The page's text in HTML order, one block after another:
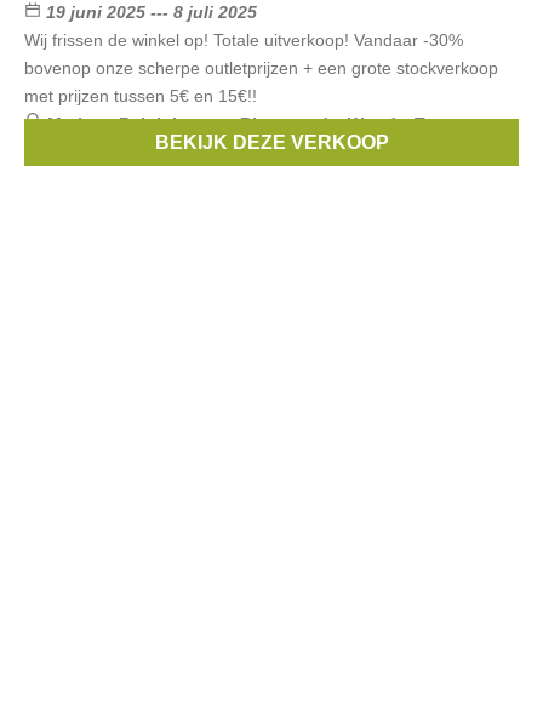
19 juni 2025 --- 8 juli 2025
Wij frissen de winkel op! Totale uitverkoop! Vandaar -30%
bovenop onze scherpe outletprijzen + een grote stockverkoop
met prijzen tussen 5€ en 15€!!
Merken:Ralph Lauren,Riverwoods,Woody,Tommy
, ...
BEKIJK DEZE VERKOOP